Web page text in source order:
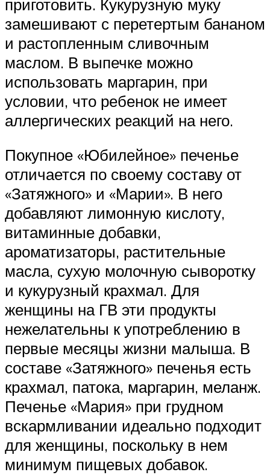
приготовить. Кукурузную муку
замешивают с перетертым бананом
и растопленным сливочным
маслом. В выпечке можно
использовать маргарин, при
условии, что ребенок не имеет
аллергических реакций на него.
Покупное «Юбилейное» печенье
отличается по своему составу от
«Затяжного» и «Марии». В него
добавляют лимонную кислоту,
витаминные добавки,
ароматизаторы, растительные
масла, сухую молочную сыворотку
и кукурузный крахмал. Для
женщины на ГВ эти продукты
нежелательны к употреблению в
первые месяцы жизни малыша. В
составе «Затяжного» печенья есть
крахмал, патока, маргарин, меланж.
Печенье «Мария» при грудном
вскармливании идеально подходит
для женщины, поскольку в нем
минимум пищевых добавок.